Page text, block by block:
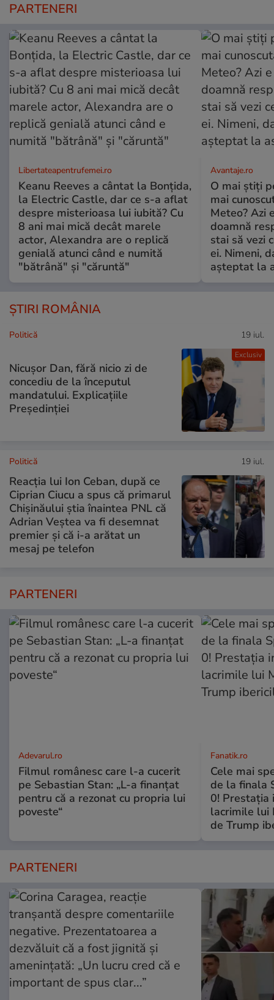
PARTENERI
Libertateapentrufemei.ro
Keanu Reeves a cântat la Bonțida,
la Electric Castle, dar ce s-a aflat
despre misterioasa lui iubită? Cu
8 ani mai mică decât marele
actor, Alexandra are o replică
genială atunci când e numită
"bătrână" și "căruntă"
Avantaje.ro
O mai știți
mai
Meteo? Azi
doamnă
stai să vezi
ei. Nimeni,
așteptat la
ȘTIRI ROMÂNIA
Exclusiv
Politică 19 iul.
Nicușor Dan, fără nicio zi de
concediu de la începutul
mandatului. Explicațiile
Președinției
Politică 19 iul.
Reacția lui Ion Ceban, după ce
Ciprian Ciucu a spus că primarul
Chișinăului știa înaintea PNL că
Adrian Veștea va fi desemnat
premier și că i-a arătat un
mesaj pe telefon
PARTENERI
Adevarul.ro
Filmul românesc care l-a cucerit
pe Sebastian Stan: „L-a finanțat
pentru că a rezonat cu propria lui
poveste“
Fanatik.ro
Cele mai
de la finala
0! Prestaţia
lacrimile lui
de Trump
PARTENERI